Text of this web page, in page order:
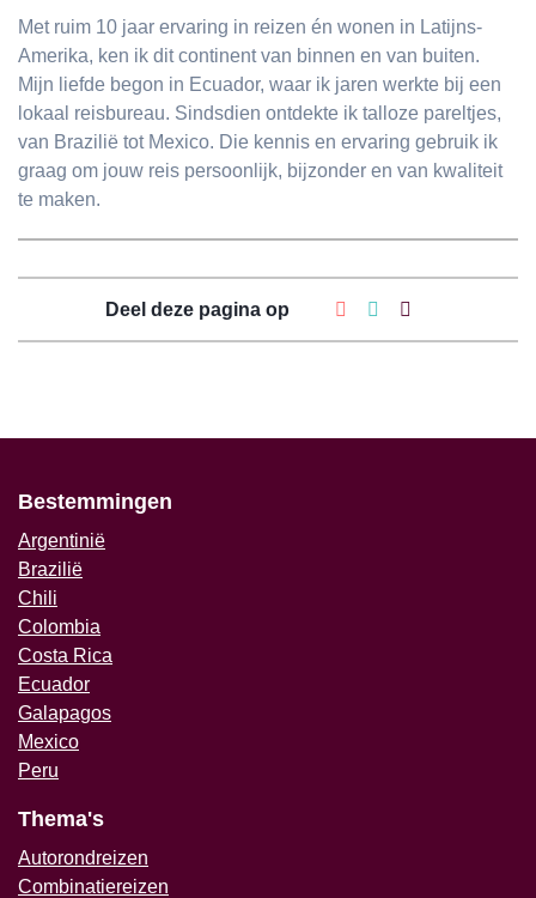
Met ruim 10 jaar ervaring in reizen én wonen in Latijns-
Amerika, ken ik dit continent van binnen en van buiten.
Mijn liefde begon in Ecuador, waar ik jaren werkte bij een
lokaal reisbureau. Sindsdien ontdekte ik talloze pareltjes,
van Brazilië tot Mexico. Die kennis en ervaring gebruik ik
graag om jouw reis persoonlijk, bijzonder en van kwaliteit
te maken.
Deel deze pagina op
Bestemmingen
Argentinië
Brazilië
Chili
Colombia
Costa Rica
Ecuador
Galapagos
Mexico
Peru
Thema's
Autorondreizen
Combinatiereizen